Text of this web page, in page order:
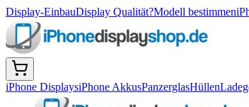
Display-EinbauDisplay Qualität?Modell bestimmen
iPhone DisplaysiPhone AkkusPanzerglasHüllen